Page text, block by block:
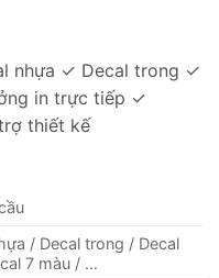
nhựa ✓ Decal trong ✓
in trực tiếp ✓
thiết kế
/ Decal trong / Decal
7 màu / …